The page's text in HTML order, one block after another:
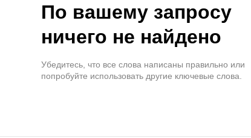
По вашему запросу
ничего не найдено
Убедитесь, что все слова написаны правильно или
попробуйте использовать другие ключевые слова.